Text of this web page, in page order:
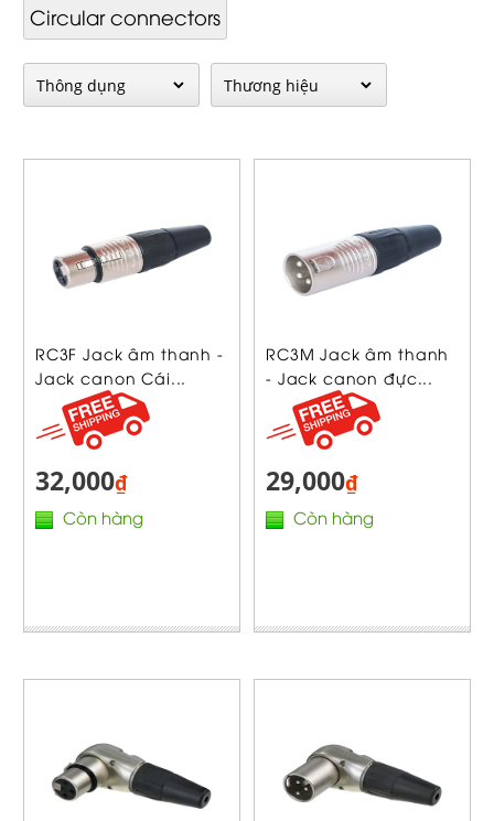
Circular connectors
RC3F Jack âm thanh -
Jack canon Cái...
32,000₫
Còn hàng
RC3M Jack âm thanh
- Jack canon đực...
29,000₫
Còn hàng